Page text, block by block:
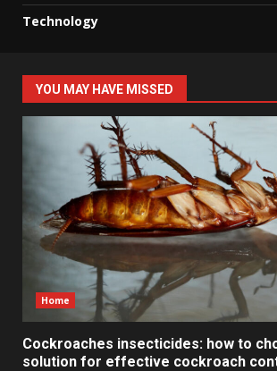
Technology
YOU MAY HAVE MISSED
Home
Cockroaches insecticides: how to
solution for effective cockroach